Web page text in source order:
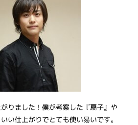
りました！僕が考案した『扇子』や
い仕上がりでとても使い易いです。